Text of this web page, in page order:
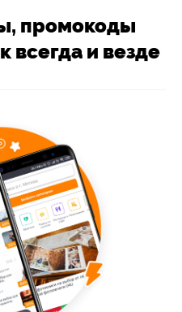
промокоды
всегда и везде